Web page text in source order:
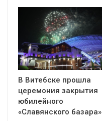
В Витебске прошла
церемония закрытия
юбилейного
«Славянского базара»